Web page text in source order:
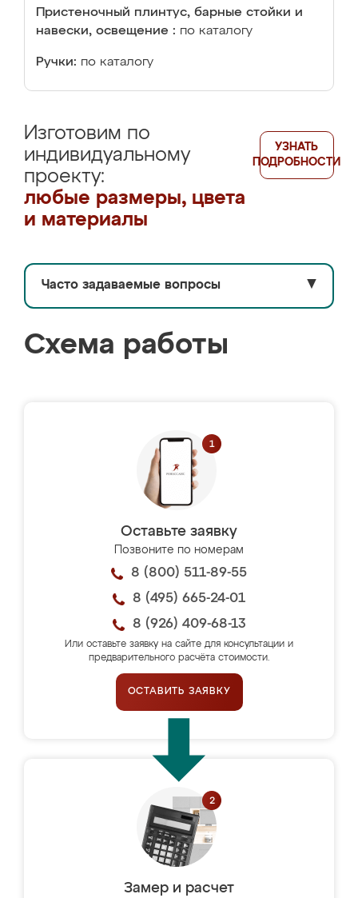
Пристеночный плинтус, барные стойки и
навески, освещение : по каталогу
Ручки: по каталогу
Изготовим по
индивидуальному
проекту:
любые размеры, цвета
и материалы
УЗНАТЬ
ПОДРОБНОСТИ
Часто задаваемые вопросы ▼
Схема работы
Оставьте заявку
Позвоните по номерам
8 (800) 511-89-55
8 (495) 665-24-01
8 (926) 409-68-13
Или оставьте заявку на сайте для консультации и
предварительного расчёта стоимости.
ОСТАВИТЬ ЗАЯВКУ
Замер и расчет